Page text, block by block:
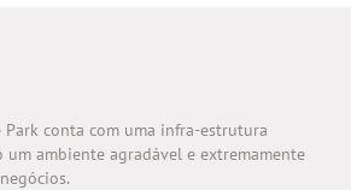
Park conta com uma infra-estrutura
um ambiente agradável e extremamente